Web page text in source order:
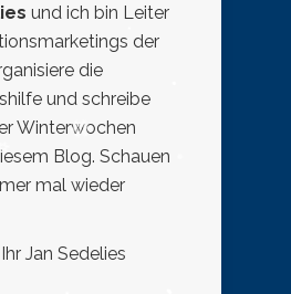
und ich bin Leiter
der
die
und schreibe
Winterwochen
Blog. Schauen
mal wieder
Jan Sedelies